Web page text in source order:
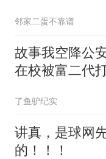
邻家二蛋不靠谱
故事我空降公
在校被富二代
了鱼驴纪实
讲真，是球网
的！！！